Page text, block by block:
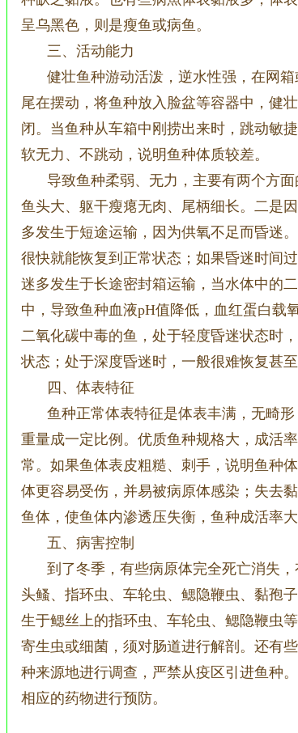
呈乌黑色，则是瘦鱼或病鱼。
三、活动能力
健壮鱼种游动活泼，逆水性强，在网
尾在摆动，将鱼种放入脸盆等容器中，健
闭。当鱼种从车箱中刚捞出来时，跳动敏
软无力、不跳动，说明鱼种体质较差。
导致鱼种柔弱、无力，主要有两个方
鱼头大、躯干瘦瘪无肉、尾柄细长。二是
多发生于短途运输，因为供氧不足而昏迷
很快就能恢复到正常状态；如果昏迷时间
迷多发生于长途密封箱运输，当水体中的
中，导致鱼种血液pH值降低，血红蛋白载
二氧化碳中毒的鱼，处于轻度昏迷状态时
状态；处于深度昏迷时，一般很难恢复甚至
四、体表特征
鱼种正常体表特征是体表丰满，无畸
重量成一定比例。优质鱼种规格大，成活
常。如果鱼体表皮粗糙、刺手，说明鱼种
体更容易受伤，并易被病原体感染；失去
鱼体，使鱼体内渗透压失衡，鱼种成活率大
五、病害控制
到了冬季，有些病原体完全死亡消失
头鳋、指环虫、车轮虫、鳃隐鞭虫、黏孢
生于鳃丝上的指环虫、车轮虫、鳃隐鞭虫
寄生虫或细菌，须对肠道进行解剖。还有
种来源地进行调查，严禁从疫区引进鱼种
相应的药物进行预防。